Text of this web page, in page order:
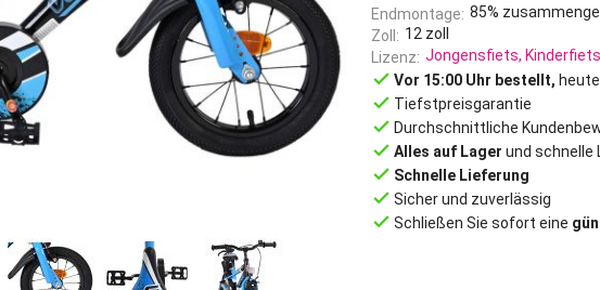
Endmontage 85%
Zoll
12 zoll
Lizenz Jongensfiets,
done Vor 15:00 Uhr bestellt,
done Tiefstpreisgarantie
done Durchschnittliche
done Alles auf Lager und schnelle
done Schnelle Lieferung
done Sicher und zuverlässig
done Schließen Sie sofort eine